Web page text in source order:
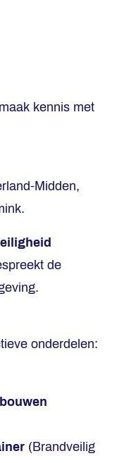
kennis met
Midden,
de
onderdelen:
(Brandveilig